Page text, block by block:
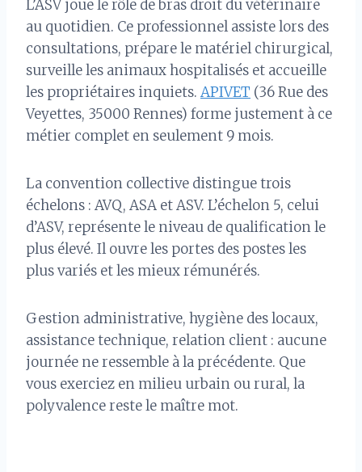
L’ASV joue le rôle de bras droit du vétérinaire
au quotidien. Ce professionnel assiste lors des
consultations, prépare le matériel chirurgical,
surveille les animaux hospitalisés et accueille
les propriétaires inquiets. APIVET (36 Rue des
Veyettes, 35000 Rennes) forme justement à ce
métier complet en seulement 9 mois.
La convention collective distingue trois
échelons : AVQ, ASA et ASV. L’échelon 5, celui
d’ASV, représente le niveau de qualification le
plus élevé. Il ouvre les portes des postes les
plus variés et les mieux rémunérés.
Gestion administrative, hygiène des locaux,
assistance technique, relation client : aucune
journée ne ressemble à la précédente. Que
vous exerciez en milieu urbain ou rural, la
polyvalence reste le maître mot.